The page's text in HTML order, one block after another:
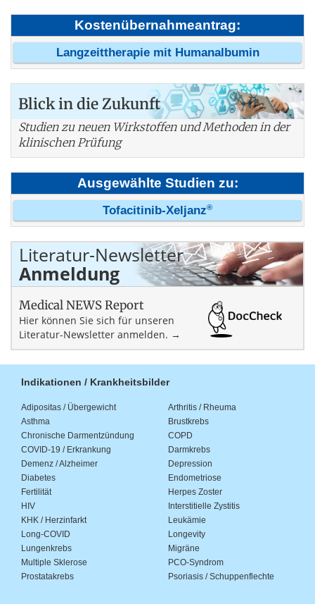
Kostenübernahmeantrag:
Langzeittherapie mit Humanalbumin
Blick in die Zukunft
Studien zu neuen Wirkstoffen und Methoden in der
klinischen Prüfung
Ausgewählte Studien zu:
Tofacitinib-Xeljanz®
Literatur-Newsletter
Anmeldung
Medical NEWS Report
Hier können Sie sich für unseren
Literatur-Newsletter anmelden. →
Indikationen / Krankheitsbilder
Adipositas / Übergewicht
Arthritis / Rheuma
Asthma
Brustkrebs
Chronische Darmentzündung
COPD
COVID-19 / Erkrankung
Darmkrebs
Demenz / Alzheimer
Depression
Diabetes
Endometriose
Fertilität
Herpes Zoster
HIV
Interstitielle Zystitis
KHK / Herzinfarkt
Leukämie
Long-COVID
Longevity
Lungenkrebs
Migräne
Multiple Sklerose
PCO-Syndrom
Prostatakrebs
Psoriasis / Schuppenflechte